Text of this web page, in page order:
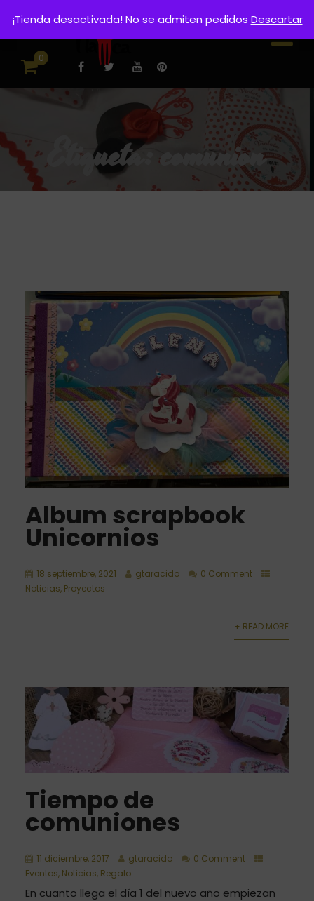
0
Etiqueta:comunion
Album scrapbook
Unicornios
18 septiembre, 2021 gtaracido
0 Comment
Noticias, Proyectos
+ READ MORE
Tiempo de
comuniones
11 diciembre, 2017 gtaracido
0 Comment
Eventos, Noticias, Regalo
En cuanto llega el día 1 del nuevo año empiezan
¡Tienda desactivada! No se admiten pedidos Descartar